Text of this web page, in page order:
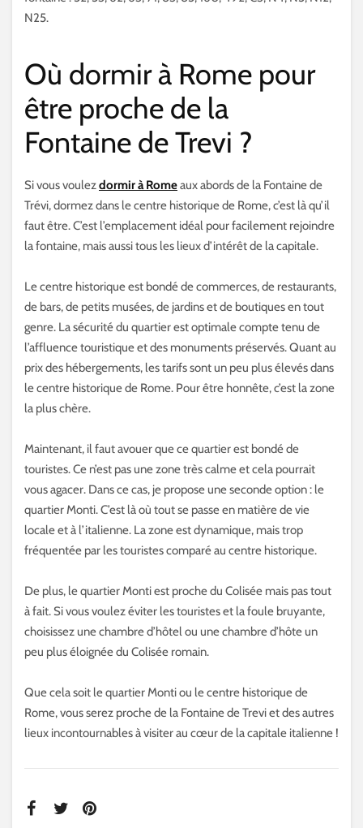
N25.
Où dormir à Rome pour
être proche de la
Fontaine de Trevi ?
Si vous voulezdormir à Romeaux abords de la Fontaine de
Trévi, dormez dans le centre historique de Rome, c’est là qu’il
faut être. C’est l’emplacement idéal pour facilement rejoindre
la fontaine, mais aussi tous les lieux d’intérêt de la capitale.
Le centre historique est bondé de commerces, de restaurants,
de bars, de petits musées, de jardins et de boutiques en tout
genre. La sécurité du quartier est optimale compte tenu de
l’affluence touristique et des monuments préservés. Quant au
prix des hébergements, les tarifs sont un peu plus élevés dans
le centre historique de Rome. Pour être honnête, c’est la zone
la plus chère.
Maintenant, il faut avouer que ce quartier est bondé de
touristes. Ce n’est pas une zone très calme et cela pourrait
vous agacer. Dans ce cas, je propose une seconde option : le
quartier Monti. C’est là où tout se passe en matière de vie
locale et à l’italienne. La zone est dynamique, mais trop
fréquentée par les touristes comparé au centre historique.
De plus, le quartier Monti est proche du Colisée mais pas tout
à fait. Si vous voulez éviter les touristes et la foule bruyante,
choisissez une chambre d’hôtel ou une chambre d’hôte un
peu plus éloignée du Colisée romain.
Que cela soit le quartier Monti ou le centre historique de
Rome, vous serez proche de la Fontaine de Trevi et des autres
lieux incontournables à visiter au cœur de la capitale italienne !